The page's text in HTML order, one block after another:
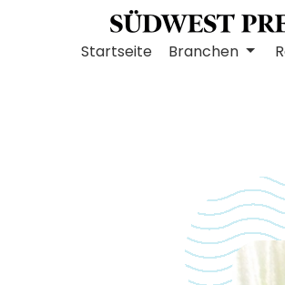
Startseite Branchen